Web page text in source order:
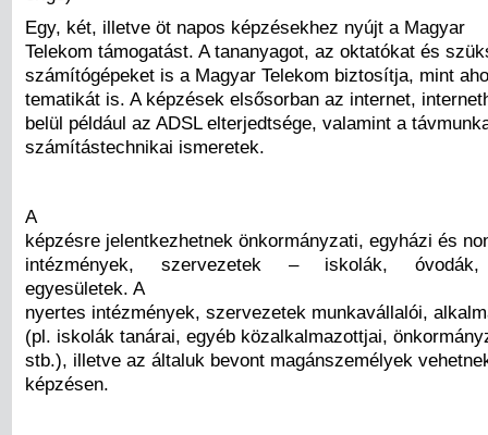
Egy, két, illetve öt napos képzésekhez nyújt a Magyar
Telekom támogatást. A tananyagot, az oktatókat és
számítógépeket is a Magyar Telekom biztosítja, mint
tematikát is. A képzések elsősorban az internet,
belül például az ADSL elterjedtsége, valamint a
számítástechnikai ismeretek.
A
képzésre jelentkezhetnek önkormányzati, egyházi és
intézmények, szervezetek – iskolák, óvodák,
egyesületek. A
nyertes intézmények, szervezetek munkavállalói,
(pl. iskolák tanárai, egyéb közalkalmazottjai,
stb.), illetve az általuk bevont magánszemélyek
képzésen.